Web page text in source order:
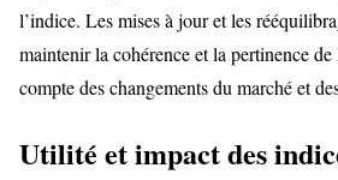
l’indice. Les mises à jour et les
maintenir la cohérence et la pertinence
compte des changements du marché et
Utilité et impact des